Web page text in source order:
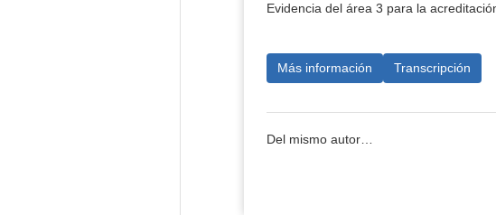
Evidencia del área 3 para la
Más información Transcripción
Del mismo autor…